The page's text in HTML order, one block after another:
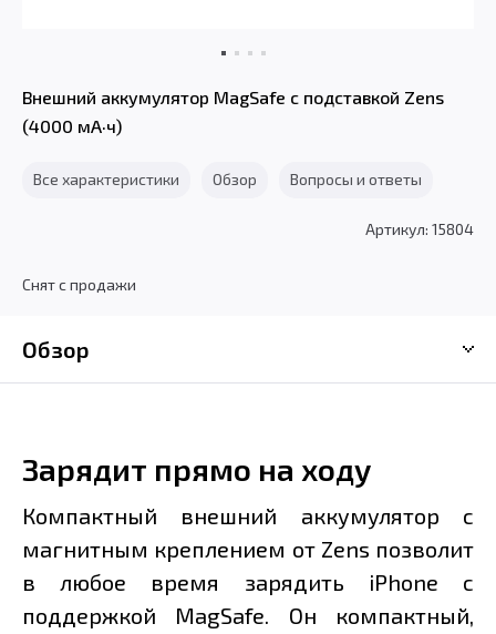
Внешний аккумулятор MagSafe с подставкой Zens
(4000 мА·ч)
Все характеристики Обзор Вопросы и ответы
Артикул: 15804
Снят с продажи
Обзор
Зарядит прямо на ходу
Компактный внешний аккумулятор с
магнитным креплением от Zens позволит
в любое время зарядить iPhone c
поддержкой MagSafe. Он компактный,